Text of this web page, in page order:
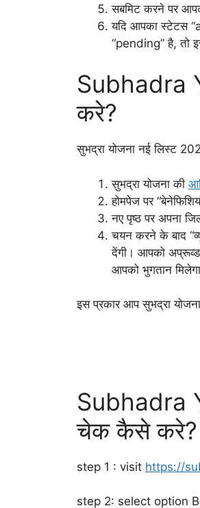
सबमिट करने पर
यदि आपका स्टेटस
“pending” है, तो
Subhadra
करे?
सुभद्रा योजना नई लिस्ट
सुभद्रा योजना की
होमपेज पर
नए पृष्ठ पर अपना
चयन करने के बाद
देंगी। आपको अप्रूव्ड
आपको भुगतान
इस प्रकार आप सुभद्रा
Subhadra
चेक कैसे करे?
step 1 : visit https://
step 2: select option